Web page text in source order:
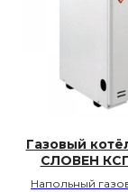
Газовый
СЛОВЕН
Напольный